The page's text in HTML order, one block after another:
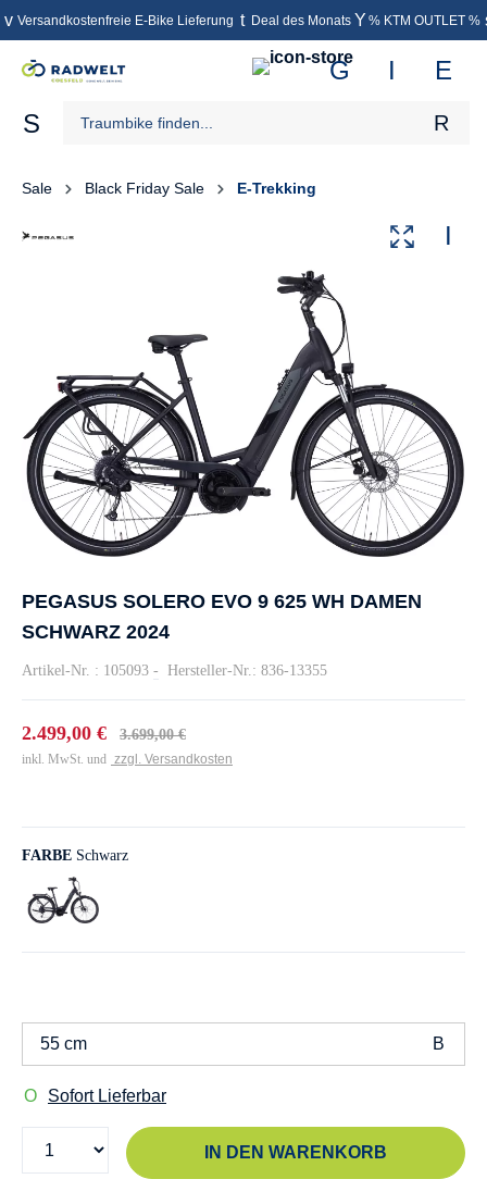
springen
Versandkostenfreie E-Bike Lieferung Deal des Monats % KTM OUTLET %
Sale Black Friday Sale E-Trekking
PEGASUS SOLERO EVO 9 625 WH DAMEN
SCHWARZ 2024
Artikel-Nr. : 105093 - Hersteller-Nr.: 836-13355
2.499,00 € 3.699,00 €
inkl. MwSt. und zzgl. Versandkosten
FARBE Schwarz
55 cm
Sofort Lieferbar
IN DEN WARENKORB